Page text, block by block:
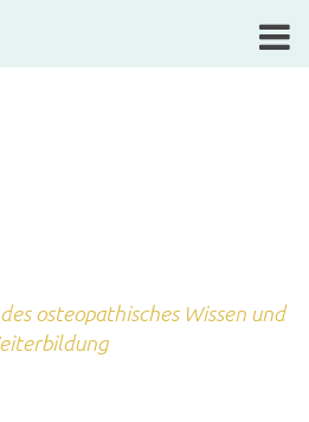
osteopathisches Wissen und